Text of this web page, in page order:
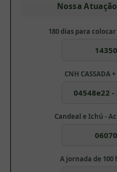
Nossa
180 dias para
CNH CASSADA
04548e22 -
Candeal e Ichú -
A jornada de 100